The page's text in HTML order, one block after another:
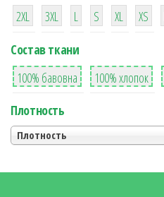
38
2XL
16
3XL
42
L
42
S
42
XL XS
Состав ткани
8
100% бавовна
36
100% хлопок
Плотность
Плотность